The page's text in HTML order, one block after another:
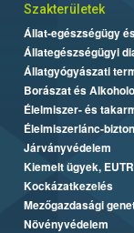
Szakterületek
Állat-egészségügy
Állategészségügyi
Állatgyógyászati
Borászat és
Élelmiszer- és
Élelmiszerlánc-
Járványvédelem
Kiemelt ügyek, EUTR
Kockázatkezelés
Mezőgazdasági
Növényvédelem